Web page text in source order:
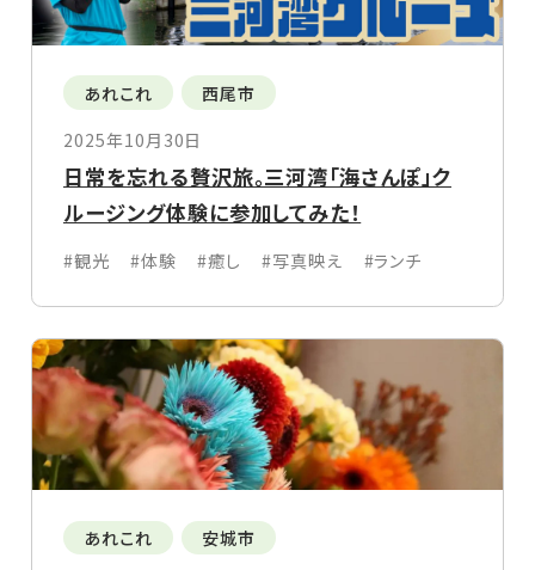
あれこれ
西尾市
2025年10月30日
日常を忘れる贅沢旅。三河湾「海さんぽ」ク
ルージング体験に参加してみた！
#観光 #体験 #癒し #写真映え #ランチ
あれこれ
安城市